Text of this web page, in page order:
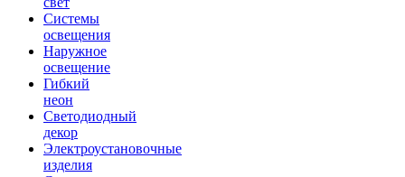
Системы
освещения
Наружное
освещение
Гибкий
неон
Светодиодный
декор
Электроустановочные
изделия